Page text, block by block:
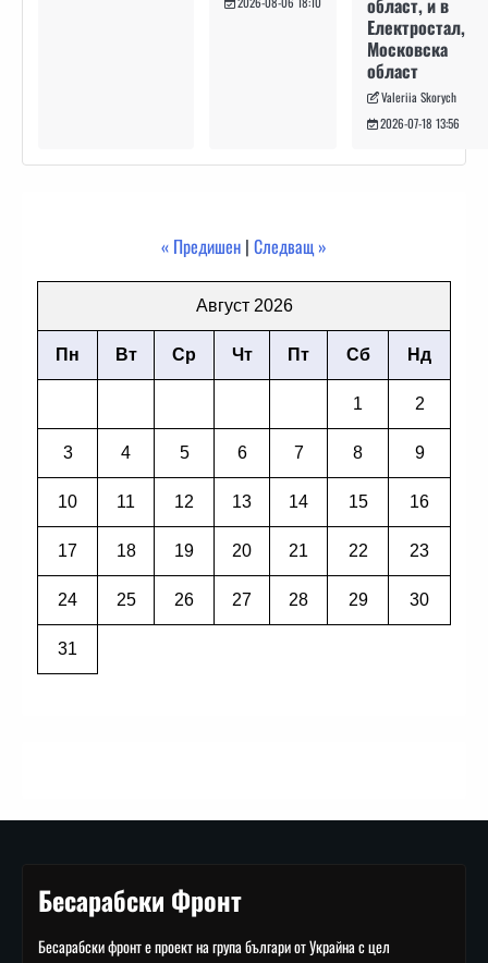
област, и в
Електростал,
Московска
област
Valeriia Skorych
2026-07-18 13:56
« Предишен | Следващ »
Август 2026
Пн Вт Ср Чт Пт Сб Нд
1 2
3 4 5 6 7 8 9
10 11 12 13 14 15 16
17 18 19 20 21 22 23
24 25 26 27 28 29 30
31
Бесарабски Фронт
Бесарабски фронт е проект на група българи от Украйна с цел